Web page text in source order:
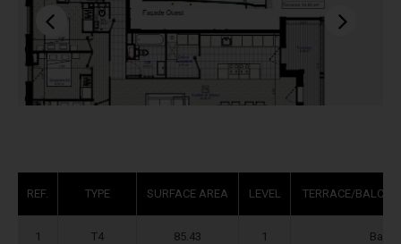
REF. TYPE SURFACE AREA LEVEL TERRACE/
1 T4 85.43 1